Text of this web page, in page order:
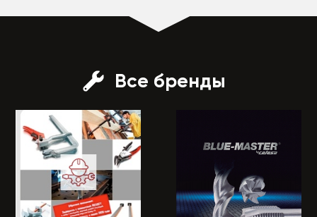
Все бренды